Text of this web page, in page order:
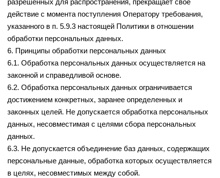
разрешенных для распространения, прекращает свое
действие с момента поступления Оператору требования,
указанного в п. 5.9.3 настоящей Политики в отношении
обработки персональных данных.
6. Принципы обработки персональных данных
6.1. Обработка персональных данных осуществляется на
законной и справедливой основе.
6.2. Обработка персональных данных ограничивается
достижением конкретных, заранее определенных и
законных целей. Не допускается обработка персональных
данных, несовместимая с целями сбора персональных
данных.
6.3. Не допускается объединение баз данных, содержащих
персональные данные, обработка которых осуществляется
в целях, несовместимых между собой.